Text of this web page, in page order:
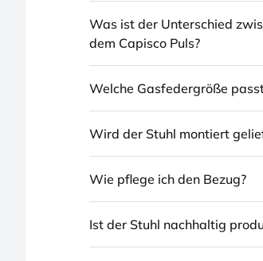
Was ist der Unterschied
dem Capisco Puls?
Welche Gasfedergröße
Wird der Stuhl montiert
Wie pflege ich den Bezug?
Ist der Stuhl nachhaltig